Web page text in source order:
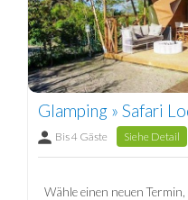
Glamping » Safari
Bis 4 Gäste Siehe Detail
Wähle einen neuen